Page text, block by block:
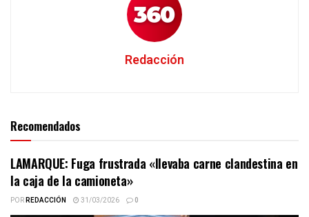
Redacción
Recomendados
LAMARQUE: Fuga frustrada «llevaba carne clandestina en
la caja de la camioneta»
PORREDACCIÓN 31/03/2026 0